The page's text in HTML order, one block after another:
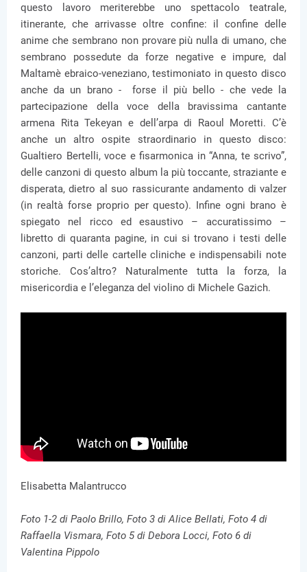
questo lavoro meriterebbe uno spettacolo teatrale,
itinerante, che arrivasse oltre confine: il confine delle
anime che sembrano non provare più nulla di umano, che
sembrano possedute da forze negative e impure, dal
Maltamè ebraico-veneziano, testimoniato in questo disco
anche da un brano - forse il più bello - che vede la
partecipazione della voce della bravissima cantante
armena Rita Tekeyan e dell’arpa di Raoul Moretti. C’è
anche un altro ospite straordinario in questo disco:
Gualtiero Bertelli, voce e fisarmonica in “Anna, te scrivo”,
delle canzoni di questo album la più toccante, straziante e
disperata, dietro al suo rassicurante andamento di valzer
(in realtà forse proprio per questo). Infine ogni brano è
spiegato nel ricco ed esaustivo – accuratissimo –
libretto di quaranta pagine, in cui si trovano i testi delle
canzoni, parti delle cartelle cliniche e indispensabili note
storiche. Cos’altro? Naturalmente tutta la forza, la
misericordia e l’eleganza del violino di Michele Gazich.
Elisabetta Malantrucco
Foto 1-2 di Paolo Brillo, Foto 3 di Alice Bellati, Foto 4 di
Raffaella Vismara, Foto 5 di Debora Locci, Foto 6 di
Valentina Pippolo